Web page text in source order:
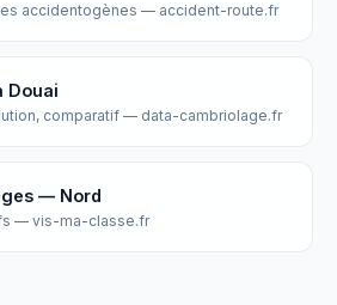
accidentogènes — accident-route.fr
Douai
comparatif — data-cambriolage.fr
— Nord
— vis-ma-classe.fr